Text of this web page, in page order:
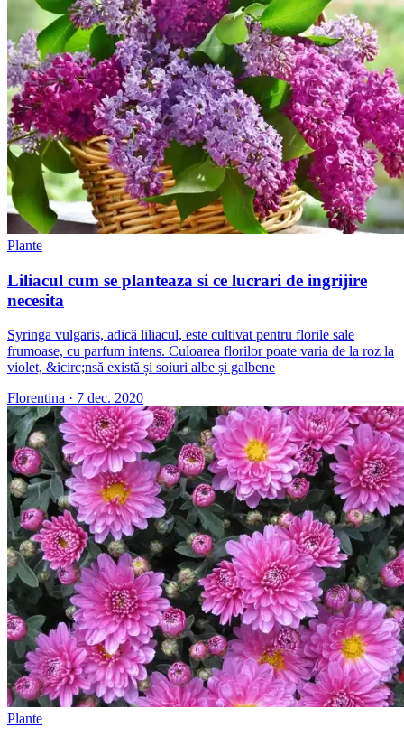
Plante
Liliacul cum se planteaza si ce lucrari de ingrijire
necesita
Syringa vulgaris, adică liliacul, este cultivat pentru florile sale
frumoase, cu parfum intens. Culoarea florilor poate varia de la roz la
violet, &icirc;nsă există și soiuri albe și galbene
Florentina · 7 dec. 2020
Plante